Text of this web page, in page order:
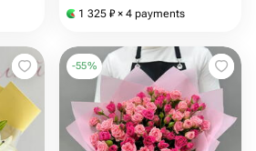
1 325 ₽ × 4 payments
-55%